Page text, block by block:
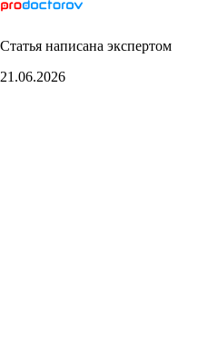
Статья написана экспертом
21.06.2026